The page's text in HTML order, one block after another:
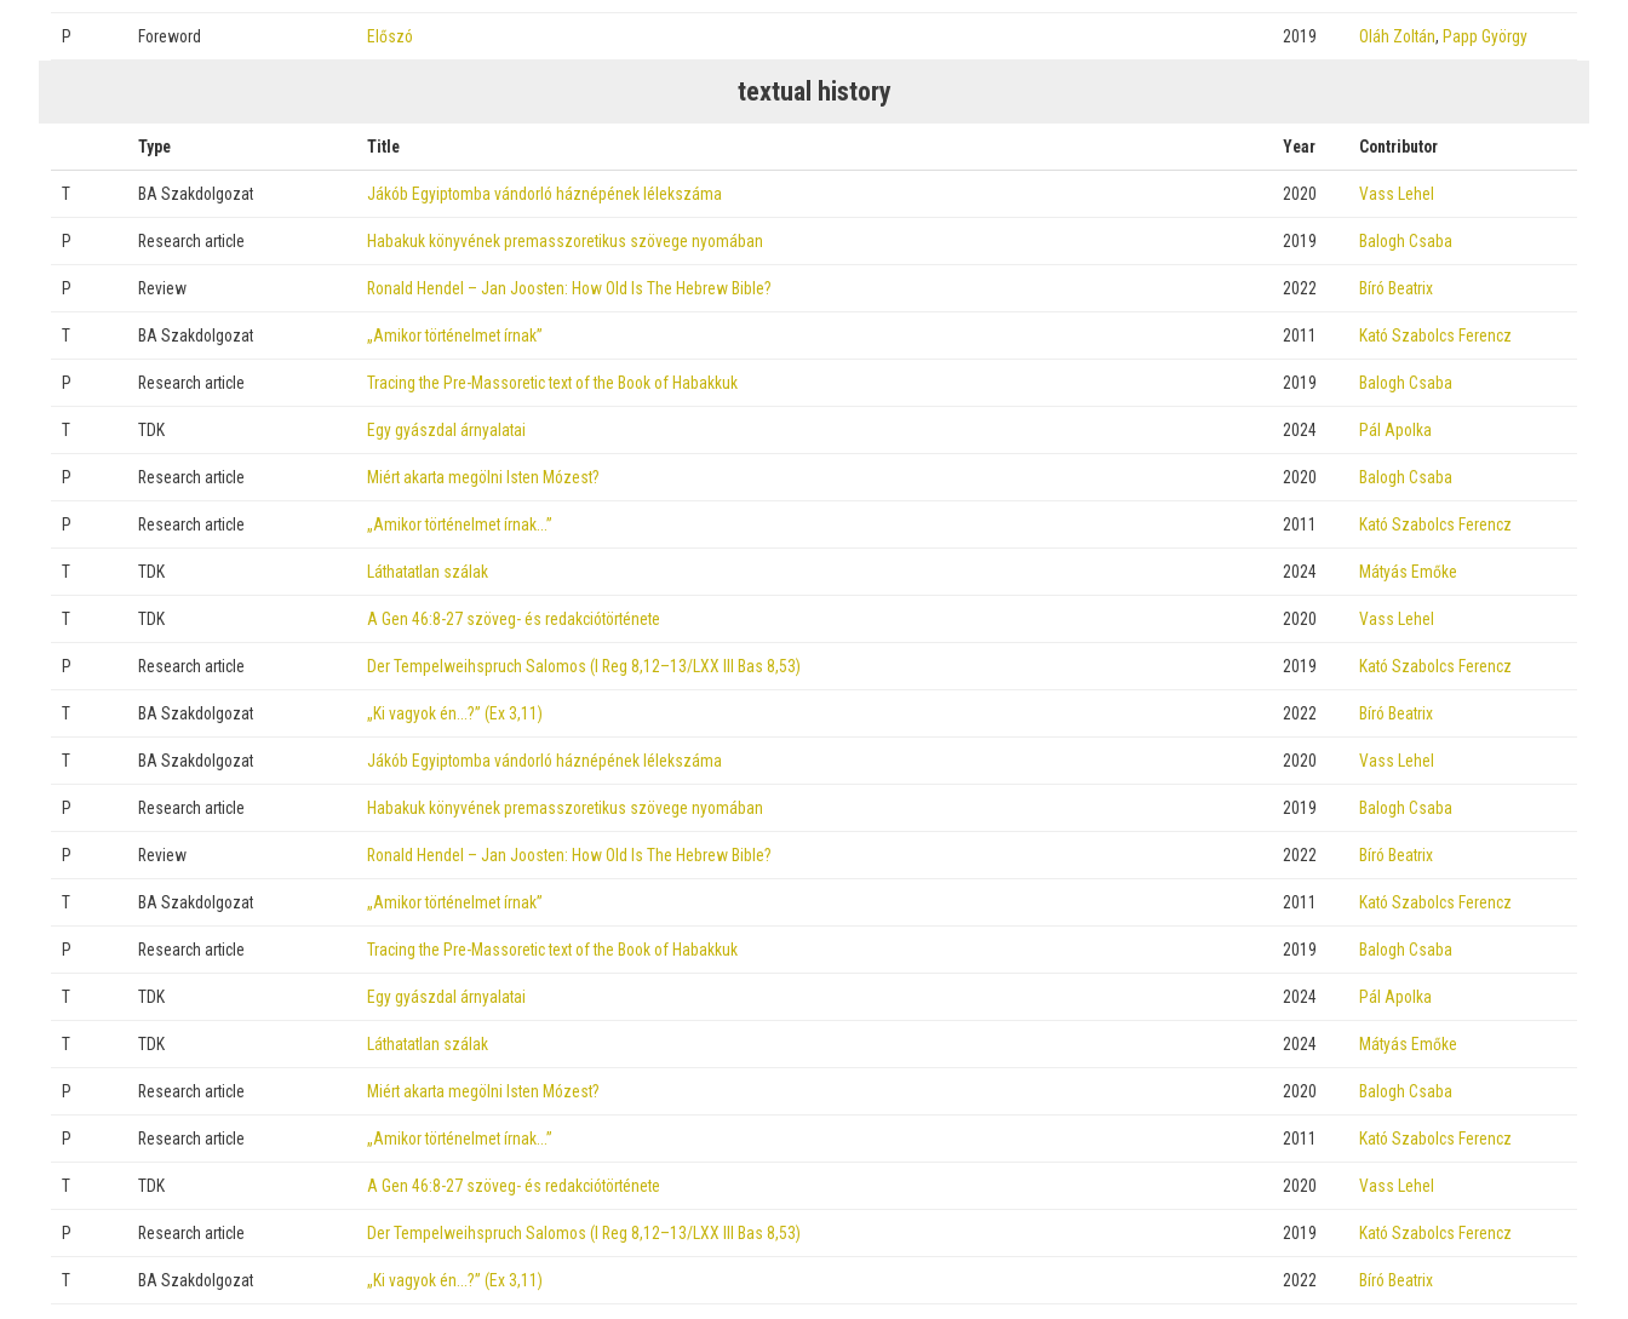
P Foreword Előszó 2019 Oláh Zoltán, Papp György
textual history
Type Title Year Contributor
T BA Szakdolgozat Jákób Egyiptomba vándorló háznépének lélekszáma 2020 Vass Lehel
P Research article Habakuk könyvének premasszoretikus szövege nyomában 2019 Balogh Csaba
P Review Ronald Hendel – Jan Joosten: How Old Is The Hebrew Bible? 2022 Bíró Beatrix
T BA Szakdolgozat „Amikor történelmet írnak” 2011 Kató Szabolcs Ferencz
P Research article Tracing the Pre-Massoretic text of the Book of Habakkuk 2019 Balogh Csaba
T TDK Egy gyászdal árnyalatai 2024 Pál Apolka
P Research article Miért akarta megölni Isten Mózest? 2020 Balogh Csaba
P Research article „Amikor történelmet írnak…” 2011 Kató Szabolcs Ferencz
T TDK Láthatatlan szálak 2024 Mátyás Emőke
T TDK A Gen 46:8-27 szöveg- és redakciótörténete 2020 Vass Lehel
P Research article Der Tempelweihspruch Salomos (I Reg 8,12–13/LXX III Bas 8,53) 2019 Kató Szabolcs Ferencz
T BA Szakdolgozat „Ki vagyok én…?” (Ex 3,11) 2022 Bíró Beatrix
T BA Szakdolgozat Jákób Egyiptomba vándorló háznépének lélekszáma 2020 Vass Lehel
P Research article Habakuk könyvének premasszoretikus szövege nyomában 2019 Balogh Csaba
P Review Ronald Hendel – Jan Joosten: How Old Is The Hebrew Bible? 2022 Bíró Beatrix
T BA Szakdolgozat „Amikor történelmet írnak” 2011 Kató Szabolcs Ferencz
P Research article Tracing the Pre-Massoretic text of the Book of Habakkuk 2019 Balogh Csaba
T TDK Egy gyászdal árnyalatai 2024 Pál Apolka
T TDK Láthatatlan szálak 2024 Mátyás Emőke
P Research article Miért akarta megölni Isten Mózest? 2020 Balogh Csaba
P Research article „Amikor történelmet írnak…” 2011 Kató Szabolcs Ferencz
T TDK A Gen 46:8-27 szöveg- és redakciótörténete 2020 Vass Lehel
P Research article Der Tempelweihspruch Salomos (I Reg 8,12–13/LXX III Bas 8,53) 2019 Kató Szabolcs Ferencz
T BA Szakdolgozat „Ki vagyok én…?” (Ex 3,11) 2022 Bíró Beatrix